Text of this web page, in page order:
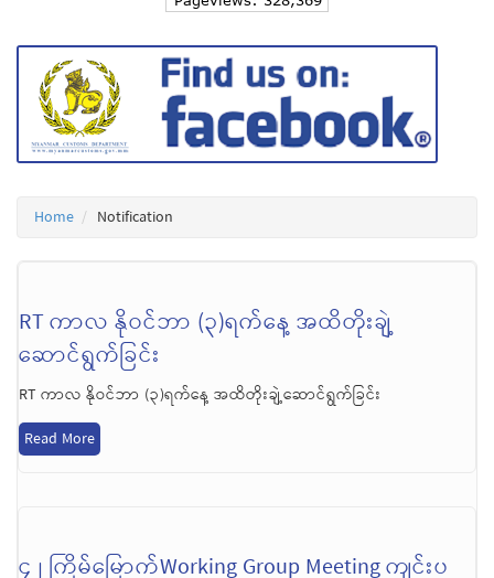
Home Notification
RT ကာလ နိုဝင်ဘာ (၃)ရက်နေ့ အထိတိုးချဲ့
ဆောင်ရွက်ခြင်း
RT ကာလ နိုဝင်ဘာ (၃)ရက်နေ့ အထိတိုးချဲ့ဆောင်ရွက်ခြင်း
Read More
၄၂ ကြိမ်မြောက်Working Group Meeting ကျင်းပ